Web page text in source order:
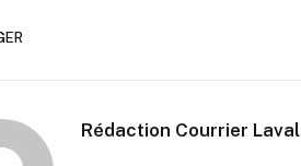
Rédaction Courrier Laval